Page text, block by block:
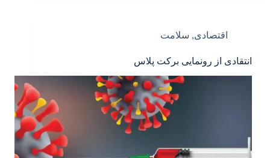
اقتصادی, سلامت
انتقادی از رونمایی برکت پلاس